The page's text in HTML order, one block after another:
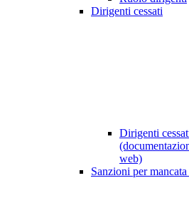
Dirigenti cessati
Dirigenti
web)
Sanzioni per